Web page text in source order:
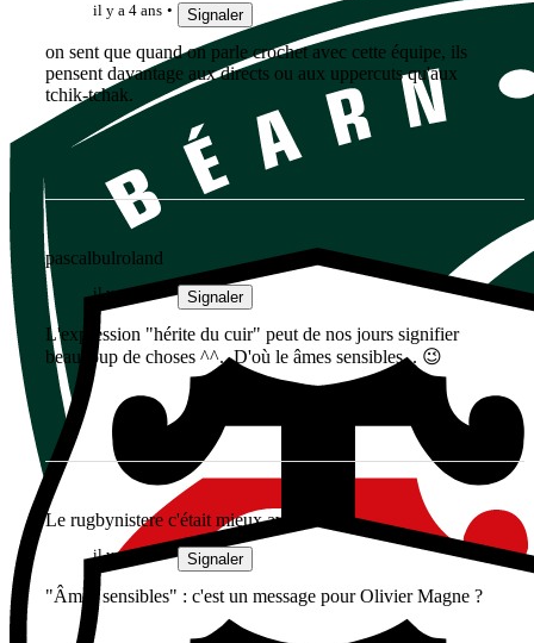
il y a 4 ans Signaler
on sent que quand on parle crochet avec cette équipe, ils
pensent davantage aux directs ou aux uppercuts qu'aux
tchik-tchak.
pascalbulroland
il y a 4 ans Signaler
L'expression "hérite du cuir" peut de nos jours signifier
beaucoup de choses ^^...D'où le âmes sensibles... 😉
Le rugbynistere c'était mieux avant...
il y a 4 ans Signaler
"Âmes sensibles" : c'est un message pour Olivier Magne ?